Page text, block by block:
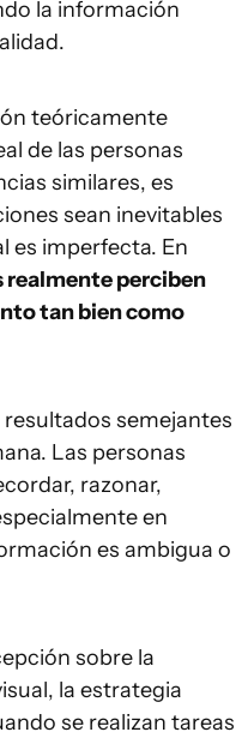
la información
teóricamente
de las personas
similares, es
sean inevitables
es imperfecta. En
realmente perciben
tan bien como
semejantes
Las personas
razonar,
en
es ambigua o
sobre la
la estrategia
se realizan tareas